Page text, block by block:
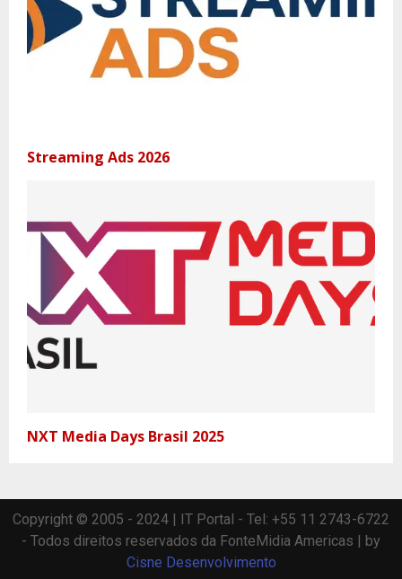
Streaming Ads 2026
NXT Media Days Brasil 2025
Copyright © 2005 - 2024 | IT Portal - Tel: +55 11 2743-6722
- Todos direitos reservados da FonteMidia Americas | by
Cisne Desenvolvimento